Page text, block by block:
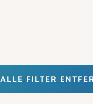
ALLE FILTER